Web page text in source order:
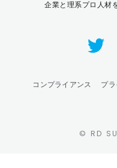
企業と理系プロ人材
コンプライアンス プ
© RD